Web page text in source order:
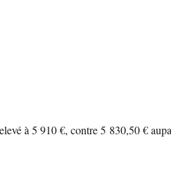
à 5 910 €, contre 5 830,50 €